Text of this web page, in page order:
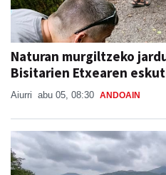
Naturan murgiltzeko
Bisitarien Etxearen
Aiurri abu 05, 08:30 ANDOAIN